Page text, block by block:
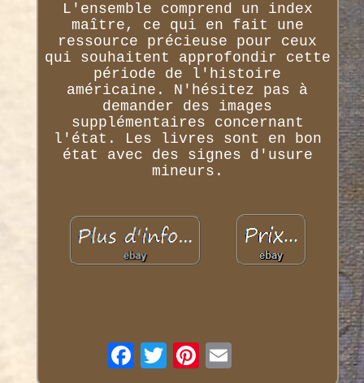
L'ensemble comprend un index
maître, ce qui en fait une
ressource précieuse pour ceux
qui souhaitent approfondir cette
période de l'histoire
américaine. N'hésitez pas à
demander des images
supplémentaires concernant
l'état. Les livres sont en bon
état avec des signes d'usure
mineurs.